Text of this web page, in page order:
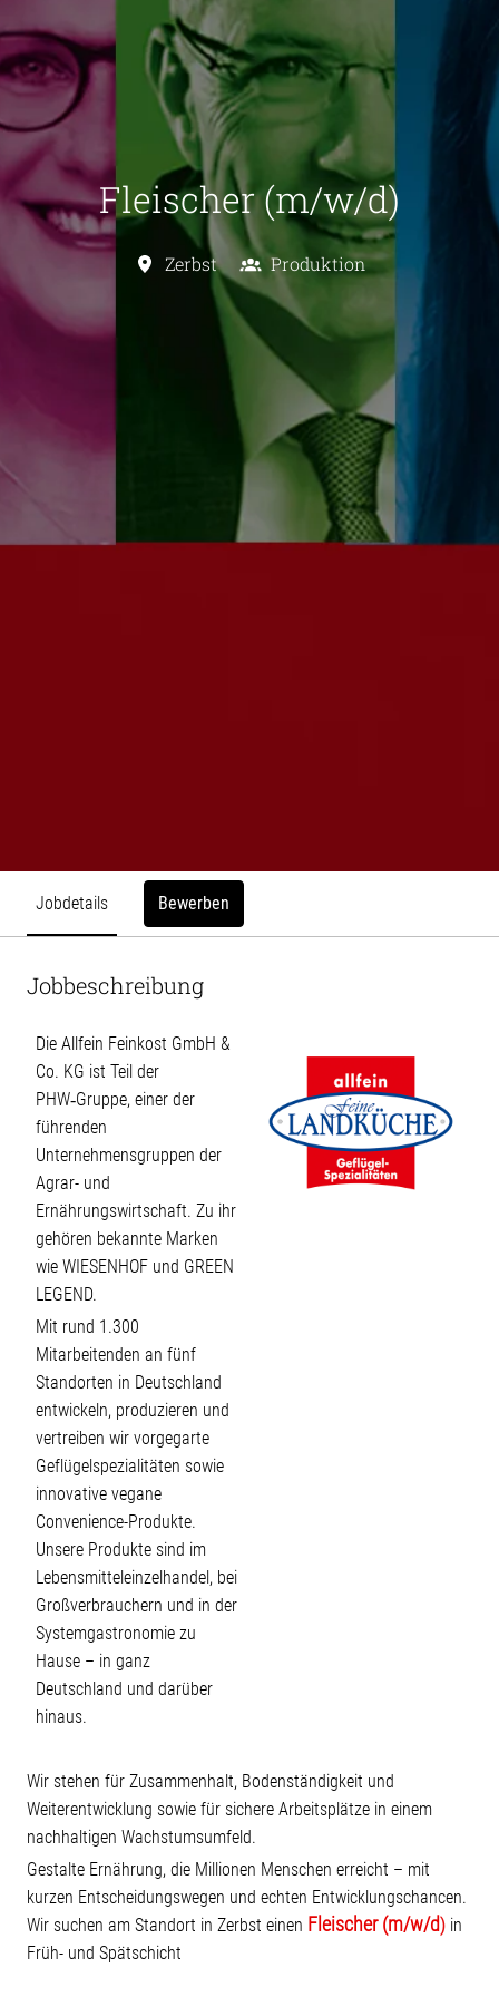
Fleischer (m/w/d)
Zerbst Produktion
Jobdetails Bewerben
Jobbeschreibung
Die Allfein Feinkost GmbH &
Co. KG ist Teil der
PHW‑Gruppe, einer der
führenden
Unternehmensgruppen der
Agrar- und
Ernährungswirtschaft. Zu ihr
gehören bekannte Marken
wie WIESENHOF und GREEN
LEGEND.
Mit rund 1.300
Mitarbeitenden an fünf
Standorten in Deutschland
entwickeln, produzieren und
vertreiben wir vorgegarte
Geflügelspezialitäten sowie
innovative vegane
Convenience-Produkte.
Unsere Produkte sind im
Lebensmitteleinzelhandel, bei
Großverbrauchern und in der
Systemgastronomie zu
Hause – in ganz
Deutschland und darüber
hinaus.
Wir stehen für Zusammenhalt, Bodenständigkeit und
Weiterentwicklung sowie für sichere Arbeitsplätze in einem
nachhaltigen Wachstumsumfeld.
Gestalte Ernährung, die Millionen Menschen erreicht – mit
kurzen Entscheidungswegen und echten Entwicklungschancen.
Wir suchen am Standort in Zerbst einen Fleischer (m/w/d) in
Früh- und Spätschicht